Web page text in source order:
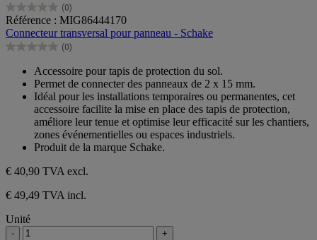
(0)
0.0
sur
5
étoiles.
Référence : MIG86444170
Connecteur transversal pour panneau - Schake
(0)
0.0
étoiles.
Accessoire pour tapis de protection du sol.
Permet de connecter des panneaux de 2 x 15 mm.
Idéal pour les installations temporaires ou permanentes, cet
accessoire facilite la mise en place des tapis de protection,
améliore leur tenue et optimise leur efficacité sur les chantiers,
zones événementielles ou espaces industriels.
Produit de la marque Schake.
€ 40,90 TVA excl.
€ 49,49 TVA incl.
Unité
- +